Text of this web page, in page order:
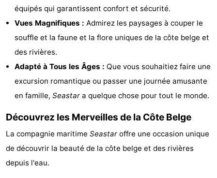
faire
d'intérêt
Musées
Monuments
de
vue
Attractions
Fermes
-
de
Aires
-
équipés qui garantissent confort et sécurité.
Vues Magnifiques : Admirez les paysages à couper le
souffle et la faune et la flore uniques de la côte belge et
des rivières.
Adapté à Tous les Âges : Que vous souhaitiez faire une
excursion romantique ou passer une journée amusante
en famille, Seastar a quelque chose pour tout le monde.
Découvrez les Merveilles de la Côte Belge
La compagnie maritime Seastar offre une occasion unique
de découvrir la beauté de la côte belge et des rivières
depuis l'eau.